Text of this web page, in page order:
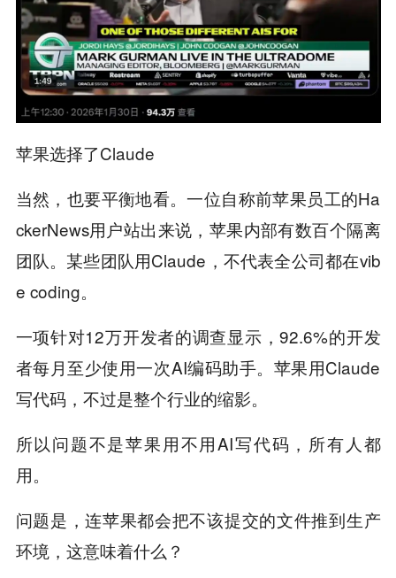
苹果选择了Claude
当然，也要平衡地看。一位自称前苹果员工的Ha
ckerNews用户站出来说，苹果内部有数百个隔离
团队。某些团队用Claude，不代表全公司都在vib
e coding。
一项针对12万开发者的调查显示，92.6%的开发
者每月至少使用一次AI编码助手。苹果用Claude
写代码，不过是整个行业的缩影。
所以问题不是苹果用不用AI写代码，所有人都
用。
问题是，连苹果都会把不该提交的文件推到生产
环境，这意味着什么？